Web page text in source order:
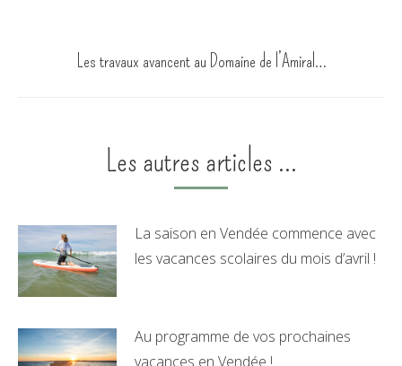
Next
Les travaux avancent au Domaine de l’Amiral…
Les autres articles ...
La saison en Vendée commence avec
les vacances scolaires du mois d’avril !
Au programme de vos prochaines
vacances en Vendée !